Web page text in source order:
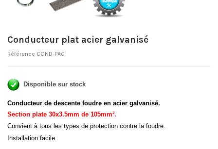
Conducteur plat acier galvanisé
Référence COND-PAG
Disponible sur stock
Conducteur de descente foudre en acier galvanisé.
Section plate 30x3.5mm de 105mm².
Convient à tous les types de protection contre la foudre.
Installation facile.